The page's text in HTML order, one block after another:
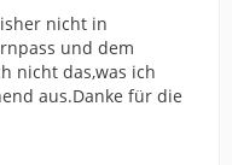
nicht in
und dem
nicht das,was ich
aus.Danke für die